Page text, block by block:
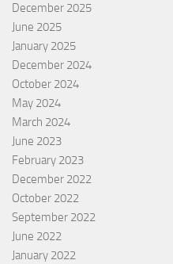
December 2025
June 2025
January 2025
December 2024
October 2024
May 2024
March 2024
June 2023
February 2023
December 2022
October 2022
September 2022
June 2022
January 2022